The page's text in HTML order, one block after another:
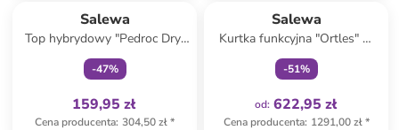
Salewa
Top hybrydowy "Pedroc Dry"
w kolorze szarym
-47%
159,95 zł
Cena producenta: 304,50 zł*
Salewa
Kurtka funkcyjna "Ortles" w
kolorze czerwonym
-51%
od: 622,95 zł
Cena producenta: 1291,00 zł*